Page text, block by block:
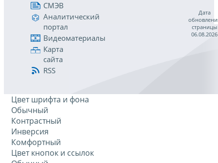
СМЭВ
Аналитический
портал
Видеоматериалы
Карта
сайта
RSS
Дата
страницы
06.08.2026
Цвет шрифта и фона
Обычный
Контрастный
Инверсия
Комфортный
Цвет кнопок и ссылок